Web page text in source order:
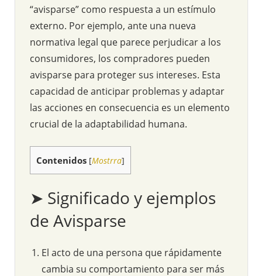
“avisparse” como respuesta a un estímulo
externo. Por ejemplo, ante una nueva
normativa legal que parece perjudicar a los
consumidores, los compradores pueden
avisparse para proteger sus intereses. Esta
capacidad de anticipar problemas y adaptar
las acciones en consecuencia es un elemento
crucial de la adaptabilidad humana.
Contenidos [Mostrra]
➤ Significado y ejemplos
de Avisparse
El acto de una persona que rápidamente
cambia su comportamiento para ser más